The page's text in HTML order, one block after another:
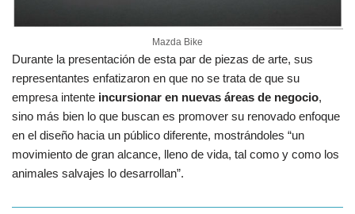
Mazda Bike
Durante la presentación de esta par de piezas de arte, sus
representantes enfatizaron en que no se trata de que su
empresa intente incursionar en nuevas áreas de negocio,
sino más bien lo que buscan es promover su renovado enfoque
en el diseño hacia un público diferente, mostrándoles “un
movimiento de gran alcance, lleno de vida, tal como y como los
animales salvajes lo desarrollan”.